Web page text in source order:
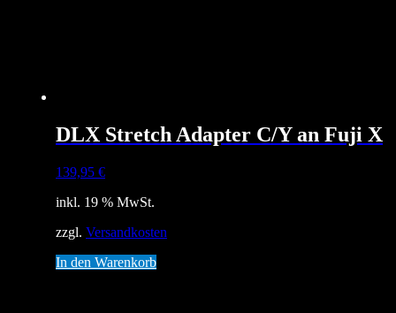
DLX Stretch Adapter C/Y an Fuji X
139,95 €
inkl. 19 % MwSt.
zzgl. Versandkosten
In den Warenkorb